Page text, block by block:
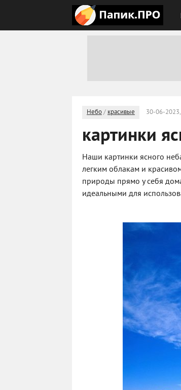
Небо/ красивые 30-06-
картинки
Наши картинки ясного
легким облакам и
природы прямо у себя
идеальными для